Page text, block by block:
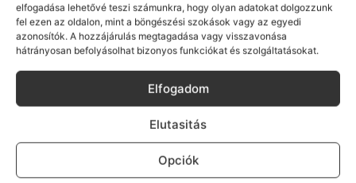
elfogadása lehetővé teszi számunkra, hogy olyan adatokat dolgozzunk
fel ezen az oldalon, mint a böngészési szokások vagy az egyedi
azonosítók. A hozzájárulás megtagadása vagy visszavonása
hátrányosan befolyásolhat bizonyos funkciókat és szolgáltatásokat.
Elfogadom
Elutasitás
Opciók
100%
Apple iPhone 11 (kiváló, független, 64 GB, Lila)
Akkumulátor: 100%
59 990Ft